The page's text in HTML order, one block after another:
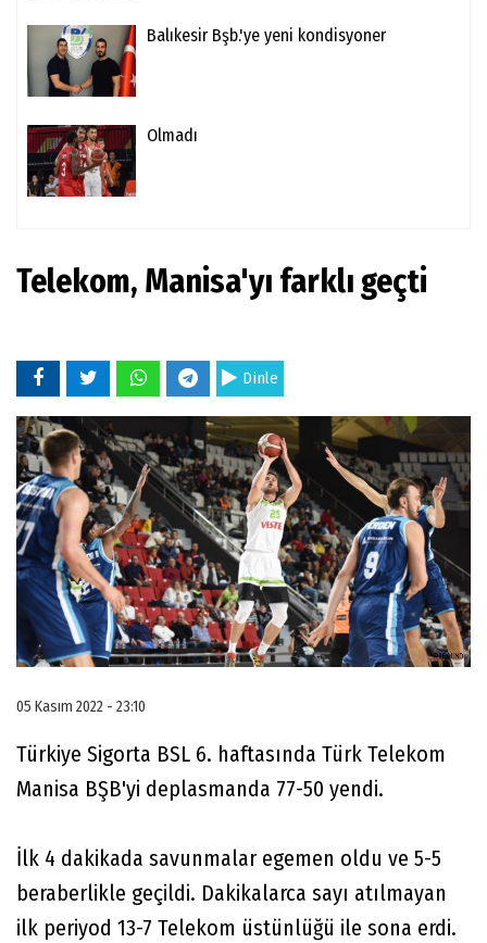
Balıkesir Bşb.'ye yeni kondisyoner
Olmadı
Telekom, Manisa'yı farklı geçti
Dinle
05 Kasım 2022 - 23:10
Türkiye Sigorta BSL 6. haftasında Türk Telekom
Manisa BŞB'yi deplasmanda 77-50 yendi.
İlk 4 dakikada savunmalar egemen oldu ve 5-5
beraberlikle geçildi. Dakikalarca sayı atılmayan
ilk periyod 13-7 Telekom üstünlüğü ile sona erdi.